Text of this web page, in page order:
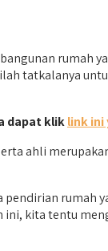
rumah
tatkalanya
dapat kliklink ini
ahli
rumah
kita tentu